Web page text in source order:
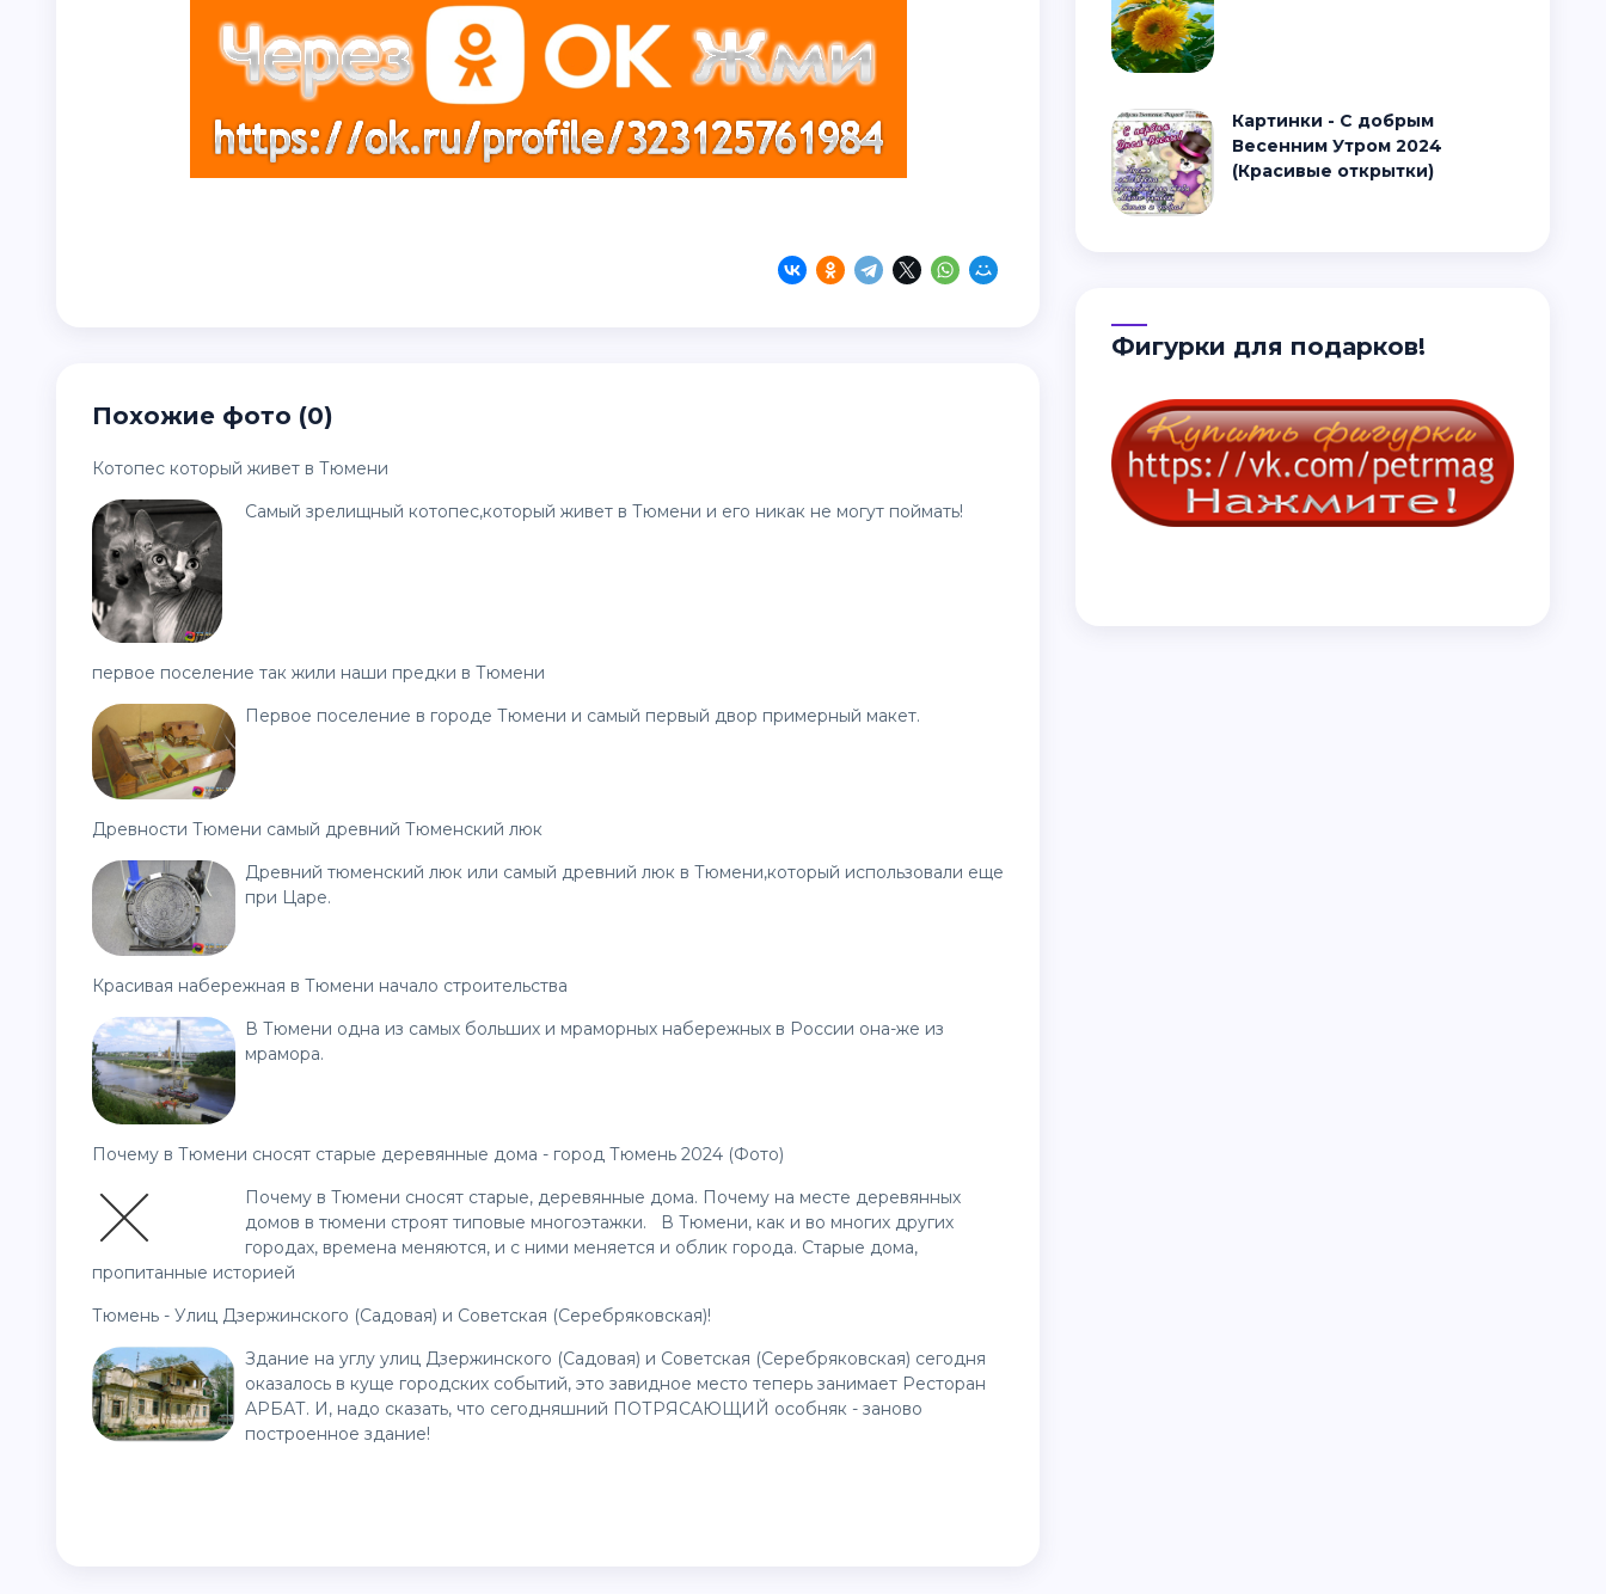
Похожие фото (0)
Котопес который живет в Тюмени
Самый зрелищный котопес,который живет в Тюмени и его никак не могут поймать!
первое поселение так жили наши предки в Тюмени
Первое поселение в городе Тюмени и самый первый двор примерный макет.
Древности Тюмени самый древний Тюменский люк
Древний тюменский люк или самый древний люк в Тюмени,который использовали еще
при Царе.
Красивая набережная в Тюмени начало строительства
В Тюмени одна из самых больших и мраморных набережных в России она-же из
мрамора.
Почему в Тюмени сносят старые деревянные дома - город Тюмень 2024 (Фото)
Почему в Тюмени сносят старые, деревянные дома. Почему на месте деревянных
домов в тюмени строят типовые многоэтажки. В Тюмени, как и во многих других
городах, времена меняются, и с ними меняется и облик города. Старые дома,
пропитанные историей
Тюмень - Улиц Дзержинского (Садовая) и Советская (Серебряковская)!
Здание на углу улиц Дзержинского (Садовая) и Советская (Серебряковская) сегодня
оказалось в куще городских событий, это завидное место теперь занимает Ресторан
АРБАТ. И, надо сказать, что сегодняшний ПОТРЯСАЮЩИЙ особняк - заново
построенное здание!
Картинки - С добрым
Весенним Утром 2024
(Красивые открытки)
Фигурки для подарков!